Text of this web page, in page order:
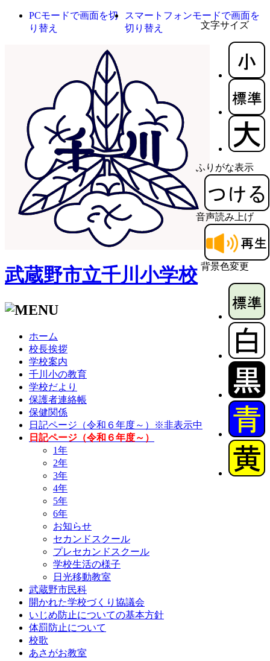
文字サイズ
ふりがな表示
音声読み上げ
背景色変更
PCモードで画面を切
り替え
スマートフォンモードで画面を
切り替え
武蔵野市立千川小学校
ホーム
校長挨拶
学校案内
千川小の教育
学校だより
保護者連絡帳
保健関係
日記ページ（令和６年度～）※非表示中
日記ページ（令和６年度～）
1年
2年
3年
4年
5年
6年
お知らせ
セカンドスクール
プレセカンドスクール
学校生活の様子
日光移動教室
武蔵野市民科
開かれた学校づくり協議会
いじめ防止についての基本方針
体罰防止について
校歌
あさがお教室